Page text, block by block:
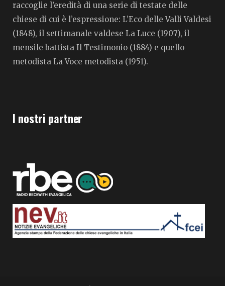
raccoglie l’eredità di una serie di testate delle
chiese di cui è l’espressione: L’Eco delle Valli Valdesi
(1848), il settimanale valdese La Luce (1907), il
mensile battista Il Testimonio (1884) e quello
metodista La Voce metodista (1951).
I nostri partner